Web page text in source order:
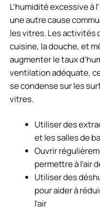
L’humidité excessive à
une autre cause
les vitres. Les activités
cuisine, la douche, et
augmenter le taux
ventilation adéquate,
se condense sur les
vitres.
Utiliser des
et les salles de
Ouvrir
permettre à l’air
Utiliser des
pour aider à
l’air